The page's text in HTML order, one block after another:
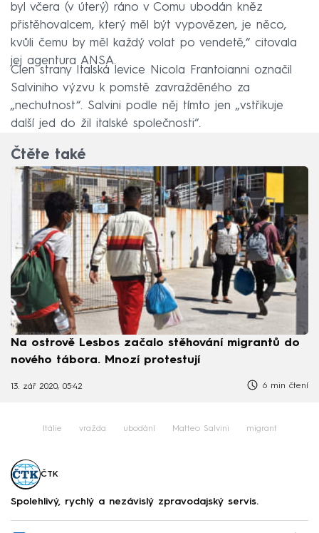
byl včera (v úterý) ráno v Comu ubodán kněz
přistěhovalcem, který měl být vypovězen, je něco,
kvůli čemu by měl každý volat po vendetě,“ citovala
jej agentura ANSA.
Člen strany Italská levice Nicola Frantoianni označil
Salviniho výzvu k pomstě zavražděného za
„nechutnost“. Salvini podle něj tímto jen „vstřikuje
další jed do žil italské společnosti“.
Čtěte také
Na ostrově Lesbos začalo stěhování migrantů do
nového tábora. Mnozí protestují
13. zář 2020, 05:42 6 min čtení
Itálie vražda ubodání Matteo Salvini migrant
ČTK
Spolehlivý, rychlý a nezávislý zpravodajský servis.